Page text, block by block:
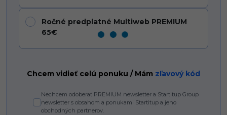
Ročné predplatné Multiweb PREMIUM
65€
Chcem vidieť celú ponuku / Mám zľavový kód
Nechcem odoberať PREMIUM newsletter a Startitup Group
newsletter s obsahom a ponukami Startitup a jeho
obchodných partnerov.